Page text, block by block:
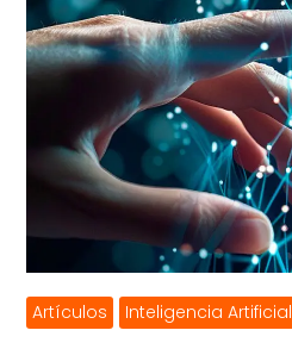
Artículos Inteligencia Artificial